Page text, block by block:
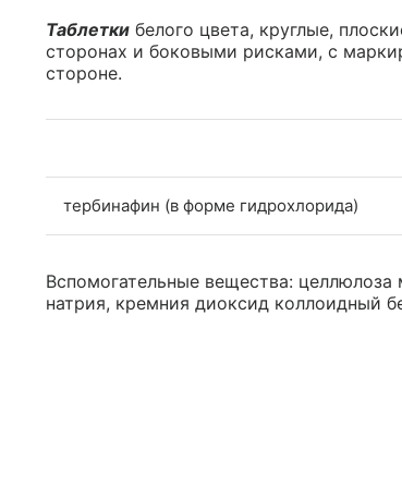
Таблетки белого цвета, круглые,
сторонах и боковыми рисками, с
стороне.
тербинафин (в форме гидрохлорида)
Вспомогательные вещества:
натрия, кремния диоксид коллоидный